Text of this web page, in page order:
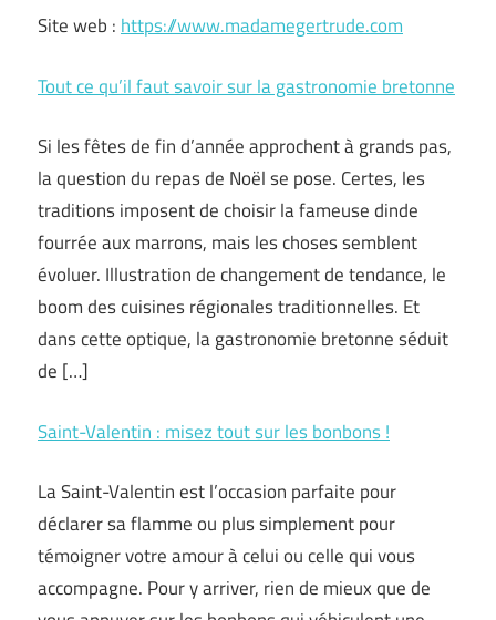
Site web : https://www.madamegertrude.com
Tout ce qu’il faut savoir sur la gastronomie bretonne
Si les fêtes de fin d’année approchent à grands pas,
la question du repas de Noël se pose. Certes, les
traditions imposent de choisir la fameuse dinde
fourrée aux marrons, mais les choses semblent
évoluer. Illustration de changement de tendance, le
boom des cuisines régionales traditionnelles. Et
dans cette optique, la gastronomie bretonne séduit
de […]
Saint-Valentin : misez tout sur les bonbons !
La Saint-Valentin est l’occasion parfaite pour
déclarer sa flamme ou plus simplement pour
témoigner votre amour à celui ou celle qui vous
accompagne. Pour y arriver, rien de mieux que de